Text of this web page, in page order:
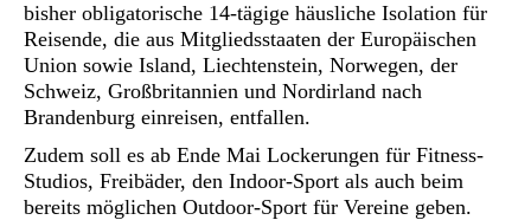
bisher obligatorische 14-tägige häusliche Isolation für
Reisende, die aus Mitgliedsstaaten der Europäischen
Union sowie Island, Liechtenstein, Norwegen, der
Schweiz, Großbritannien und Nordirland nach
Brandenburg einreisen, entfallen.
Zudem soll es ab Ende Mai Lockerungen für Fitness-
Studios, Freibäder, den Indoor-Sport als auch beim
bereits möglichen Outdoor-Sport für Vereine geben.